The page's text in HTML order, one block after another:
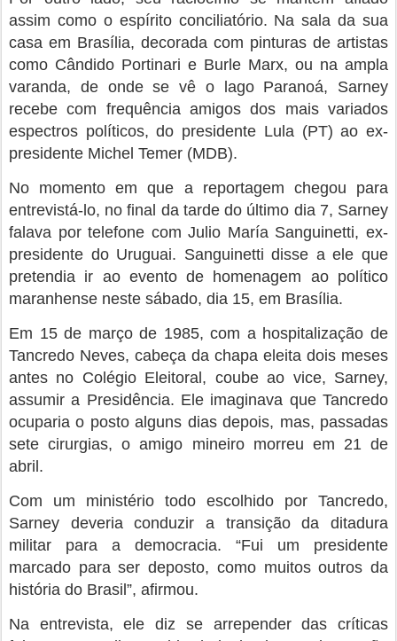
assim como o espírito conciliatório. Na sala da sua
casa em Brasília, decorada com pinturas de artistas
como Cândido Portinari e Burle Marx, ou na ampla
varanda, de onde se vê o lago Paranoá, Sarney
recebe com frequência amigos dos mais variados
espectros políticos, do presidente Lula (PT) ao ex-
presidente Michel Temer (MDB).
No momento em que a reportagem chegou para
entrevistá-lo, no final da tarde do último dia 7, Sarney
falava por telefone com Julio María Sanguinetti, ex-
presidente do Uruguai. Sanguinetti disse a ele que
pretendia ir ao evento de homenagem ao político
maranhense neste sábado, dia 15, em Brasília.
Em 15 de março de 1985, com a hospitalização de
Tancredo Neves, cabeça da chapa eleita dois meses
antes no Colégio Eleitoral, coube ao vice, Sarney,
assumir a Presidência. Ele imaginava que Tancredo
ocuparia o posto alguns dias depois, mas, passadas
sete cirurgias, o amigo mineiro morreu em 21 de
abril.
Com um ministério todo escolhido por Tancredo,
Sarney deveria conduzir a transição da ditadura
militar para a democracia. “Fui um presidente
marcado para ser deposto, como muitos outros da
história do Brasil”, afirmou.
Na entrevista, ele diz se arrepender das críticas